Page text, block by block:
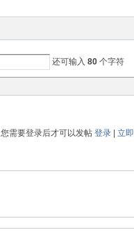
还可输入 80 个字符
您需要登录后才可以发帖 登录| 立